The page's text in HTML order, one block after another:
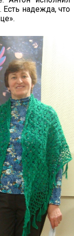
надежда, что